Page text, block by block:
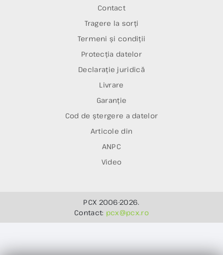
Contact
Tragere la sorți
Termeni și condiții
Protecția datelor
Declarație juridică
Livrare
Garanție
Cod de ștergere a datelor
Articole din
ANPC
Video
PCX 2006-2026.
Contact: pcx@pcx.ro